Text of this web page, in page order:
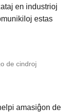
en industrioj
estas
de cindroj
amasiĝon de